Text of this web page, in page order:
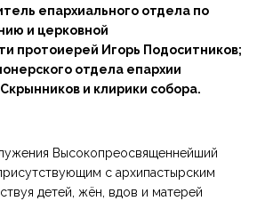
епархиального отдела по
и церковной
протоиерей Игорь Подоситников;
отдела епархии
и клирики собора.
Высокопреосвященнейший
с архипастырским
детей, жён, вдов и матерей